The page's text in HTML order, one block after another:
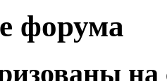
форума
на